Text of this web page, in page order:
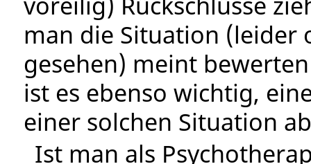
man die Situation (leider
gesehen) meint
ist es ebenso wichtig,
einer solchen Situation
Ist man als